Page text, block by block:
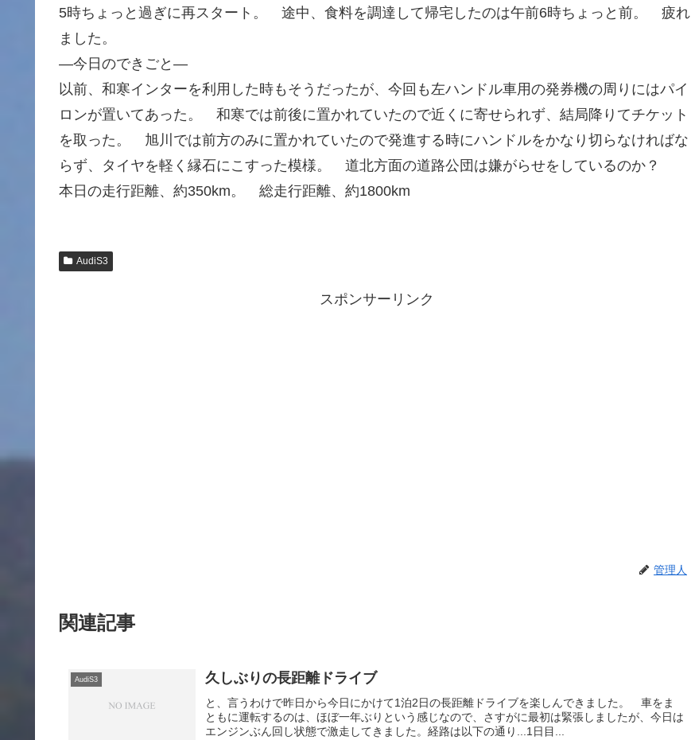
5時ちょっと過ぎに再スタート。 途中、食料を調達して帰宅したのは午前6時ちょっと前。 疲れ
ました。
—今日のできごと—
以前、和寒インターを利用した時もそうだったが、今回も左ハンドル車用の発券機の周りにはパイ
ロンが置いてあった。 和寒では前後に置かれていたので近くに寄せられず、結局降りてチケット
を取った。 旭川では前方のみに置かれていたので発進する時にハンドルをかなり切らなければな
らず、タイヤを軽く縁石にこすった模様。 道北方面の道路公団は嫌がらせをしているのか？
本日の走行距離、約350km。 総走行距離、約1800km
AudiS3
スポンサーリンク
管理人
関連記事
AudiS3 久しぶりの長距離ドライブ
と、言うわけで昨日から今日にかけて1泊2日の長距離ドライブを楽しんできました。 車をま
ともに運転するのは、ほぼ一年ぶりという感じなので、さすがに最初は緊張しましたが、今日は
エンジンぶん回し状態で激走してきました。経路は以下の通り...1日目...